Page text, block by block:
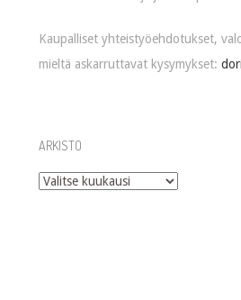
Kaupalliset yhteistyöehdotukset,
mieltä askarruttavat kysymykset:
ARKISTO
Arkisto